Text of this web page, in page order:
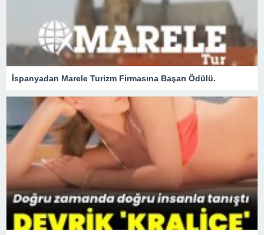
İspanyadan Marele Turizm Firmasına Başarı Ödülü.